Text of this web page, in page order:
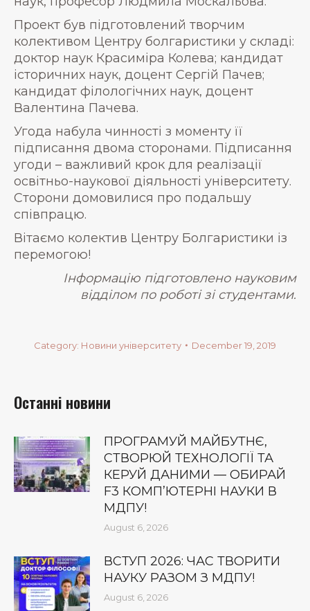
Проект був підготовлений творчим
колективом Центру болгаристики у складі:
доктор наук Красиміра Колева; кандидат
історичних наук, доцент Сергій Пачев;
кандидат філологічних наук, доцент
Валентина Пачева.
Угода набула чинності з моменту її
підписання двома сторонами. Підписання
угоди – важливий крок для реалізації
освітньо-наукової діяльності університету.
Сторони домовилися про подальшу
співпрацю.
Вітаємо колектив Центру Болгаристики із
перемогою!
Інформацію підготовлено науковим
відділом по роботі зі студентами.
Category: Новини університету December 19, 2019
Останні новини
ПРОГРАМУЙ МАЙБУТНЄ,
СТВОРЮЙ ТЕХНОЛОГІЇ ТА
КЕРУЙ ДАНИМИ — ОБИРАЙ
F3 КОМП’ЮТЕРНІ НАУКИ В
МДПУ!
August 6, 2026
ВСТУП 2026: ЧАС ТВОРИТИ
НАУКУ РАЗОМ З МДПУ!
August 6, 2026